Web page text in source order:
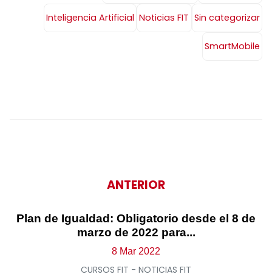
Inteligencia Artificial Noticias FIT Sin categorizar
SmartMobile
ANTERIOR
Plan de Igualdad: Obligatorio desde el 8 de
marzo de 2022 para...
8 Mar 2022
CURSOS FIT - NOTICIAS FIT